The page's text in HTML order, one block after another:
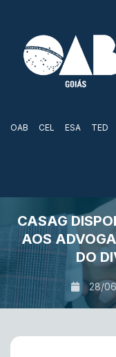
OAB CEL ESA TED
CASAG
AOS
DO
28/